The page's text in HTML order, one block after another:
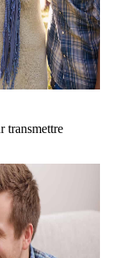
transmettre